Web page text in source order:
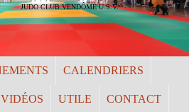
JUDO CLUB VENDÔME U.S.V.
CALENDRIERS
UTILE CONTACT